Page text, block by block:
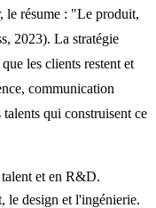
le résume : "Le produit,
2023). La stratégie
les clients restent et
communication
qui construisent ce
et en R&D.
le design et l'ingénierie.